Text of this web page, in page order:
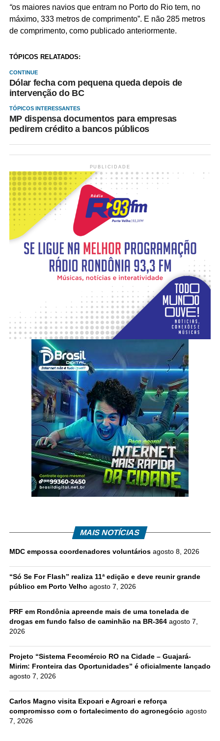
“os maiores navios que entram no Porto do Rio tem, no
máximo, 333 metros de comprimento”. E não 285 metros
de comprimento, como publicado anteriormente.
TÓPICOS RELATADOS:
CONTINUE
Dólar fecha com pequena queda depois de
intervenção do BC
TÓPICOS INTERESSANTES
MP dispensa documentos para empresas
pedirem crédito a bancos públicos
PUBLICIDADE
MAIS NOTÍCIAS
MDC empossa coordenadores voluntários agosto 8, 2026
“Só Se For Flash” realiza 11ª edição e deve reunir grande
público em Porto Velho agosto 7, 2026
PRF em Rondônia apreende mais de uma tonelada de
drogas em fundo falso de caminhão na BR-364 agosto 7,
2026
Projeto “Sistema Fecomércio RO na Cidade – Guajará-
Mirim: Fronteira das Oportunidades” é oficialmente lançado
agosto 7, 2026
Carlos Magno visita Expoari e Agroari e reforça
compromisso com o fortalecimento do agronegócio agosto
7, 2026